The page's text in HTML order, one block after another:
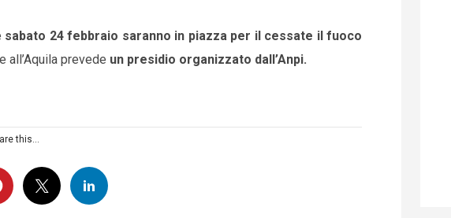
sabato 24 febbraio saranno in piazza per il cessate il fuoco
all’Aquila prevede un presidio organizzato dall’Anpi.
this...